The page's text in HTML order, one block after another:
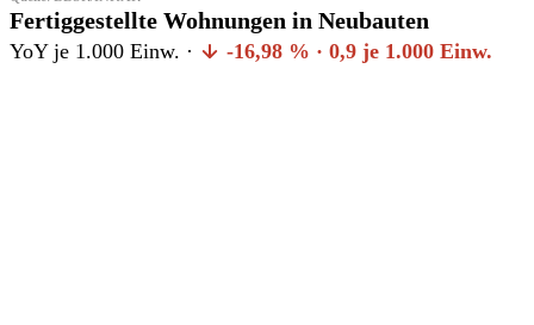
Fertiggestellte Wohnungen in Neubauten
YoY je 1.000 Einw. · -16,98 % · 0,9 je 1.000 Einw.